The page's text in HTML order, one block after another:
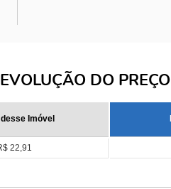
EVOLUÇÃO DO